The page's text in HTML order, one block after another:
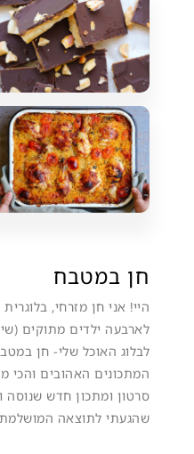
חן במטבח
היי! אני חן מזרחי,
לארבעה ילדים מתוקים
לבלוג האוכל שלי- חן
המתכונים האהובים והכי
סרטון ומתכון חדש
שהגעתי לתוצאה המושלמת